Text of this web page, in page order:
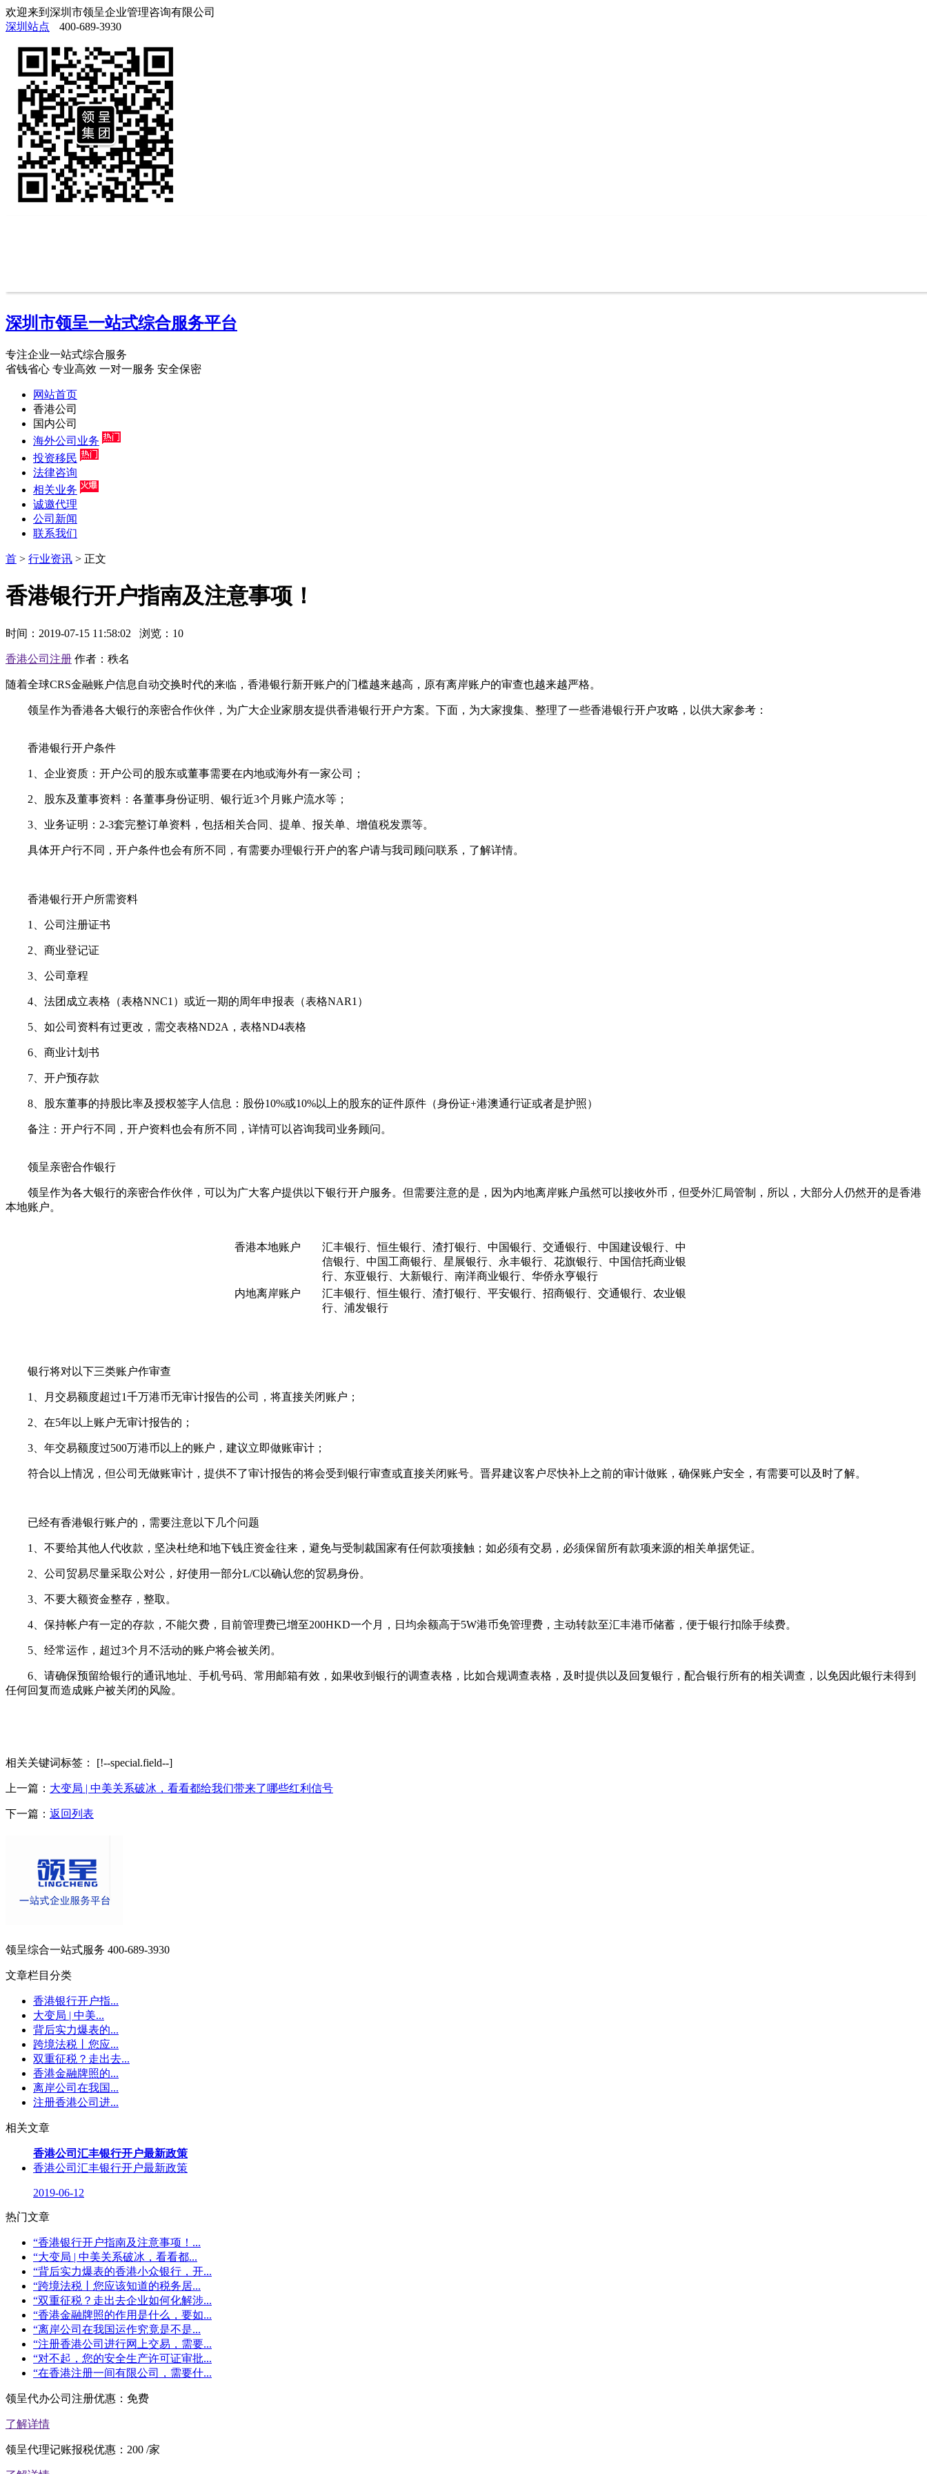
欢迎来到深圳市领呈企业管理咨询有限公司
深圳站点
400-689-3930
深圳市领呈一站式综合服务平台
专注企业一站式综合服务
省钱省心 专业高效 一对一服务 安全保密
网站首页
香港公司
国内公司
海外公司业务
投资移民
法律咨询
相关业务
诚邀代理
公司新闻
联系我们
首 > 行业资讯 > 正文
香港银行开户指南及注意事项！
时间：2019-07-15 11:58:02 浏览：10
香港公司注册 作者：秩名
随着全球CRS金融账户信息自动交换时代的来临，香港银行新开账户的门槛越来越高，原有离岸账户的审查也越来越严格。
领呈作为香港各大银行的亲密合作伙伴，为广大企业家朋友提供香港银行开户方案。下面，为大家搜集、整理了一些香港银行开户攻略，以供大家参考：
香港银行开户条件
1、企业资质：开户公司的股东或董事需要在内地或海外有一家公司；
2、股东及董事资料：各董事身份证明、银行近3个月账户流水等；
3、业务证明：2-3套完整订单资料，包括相关合同、提单、报关单、增值税发票等。
具体开户行不同，开户条件也会有所不同，有需要办理银行开户的客户请与我司顾问联系，了解详情。
香港银行开户所需资料
1、公司注册证书
2、商业登记证
3、公司章程
4、法团成立表格（表格NNC1）或近一期的周年申报表（表格NAR1）
5、如公司资料有过更改，需交表格ND2A，表格ND4表格
6、商业计划书
7、开户预存款
8、股东董事的持股比率及授权签字人信息：股份10%或10%以上的股东的证件原件（身份证+港澳通行证或者是护照）
备注：开户行不同，开户资料也会有所不同，详情可以咨询我司业务顾问。
领呈亲密合作银行
领呈作为各大银行的亲密合作伙伴，可以为广大客户提供以下银行开户服务。但需要注意的是，因为内地离岸账户虽然可以接收外币，但受外汇局管制，所以，大部分人仍然开的是香港
本地账户。
香港本地账户
汇丰银行、恒生银行、渣打银行、中国银行、交通银行、中国建设银行、中
信银行、中国工商银行、星展银行、永丰银行、花旗银行、中国信托商业银
行、东亚银行、大新银行、南洋商业银行、华侨永亨银行
内地离岸账户
汇丰银行、恒生银行、渣打银行、平安银行、招商银行、交通银行、农业银
行、浦发银行
银行将对以下三类账户作审查
1、月交易额度超过1千万港币无审计报告的公司，将直接关闭账户；
2、在5年以上账户无审计报告的；
3、年交易额度过500万港币以上的账户，建议立即做账审计；
符合以上情况，但公司无做账审计，提供不了审计报告的将会受到银行审查或直接关闭账号。晋昇建议客户尽快补上之前的审计做账，确保账户安全，有需要可以及时了解。
已经有香港银行账户的，需要注意以下几个问题
1、不要给其他人代收款，坚决杜绝和地下钱庄资金往来，避免与受制裁国家有任何款项接触；如必须有交易，必须保留所有款项来源的相关单据凭证。
2、公司贸易尽量采取公对公，好使用一部分L/C以确认您的贸易身份。
3、不要大额资金整存，整取。
4、保持帐户有一定的存款，不能欠费，目前管理费已增至200HKD一个月，日均余额高于5W港币免管理费，主动转款至汇丰港币储蓄，便于银行扣除手续费。
5、经常运作，超过3个月不活动的账户将会被关闭。
6、请确保预留给银行的通讯地址、手机号码、常用邮箱有效，如果收到银行的调查表格，比如合规调查表格，及时提供以及回复银行，配合银行所有的相关调查，以免因此银行未得到
任何回复而造成账户被关闭的风险。
相关关键词标签： [!--special.field--]
上一篇： 大变局 | 中美关系破冰，看看都给我们带来了哪些红利信号
下一篇： 返回列表
领呈综合一站式服务 400-689-3930
文章栏目分类
香港银行开户指...
大变局 | 中美...
背后实力爆表的...
跨境法税丨您应...
双重征税？走出去...
香港金融牌照的...
离岸公司在我国...
注册香港公司进...
相关文章
香港公司汇丰银行开户最新政策
香港公司汇丰银行开户最新政策
2019-06-12
热门文章
“香港银行开户指南及注意事项！...
“大变局 | 中美关系破冰，看看都...
“背后实力爆表的香港小众银行，开...
“跨境法税丨您应该知道的税务居...
“双重征税？走出去企业如何化解涉...
“香港金融牌照的作用是什么，要如...
“离岸公司在我国运作究竟是不是...
“注册香港公司进行网上交易，需要...
“对不起，您的安全生产许可证审批...
“在香港注册一间有限公司，需要什...
领呈代办公司注册优惠： 免费
了解详情
领呈代理记账报税优惠： 200 /家